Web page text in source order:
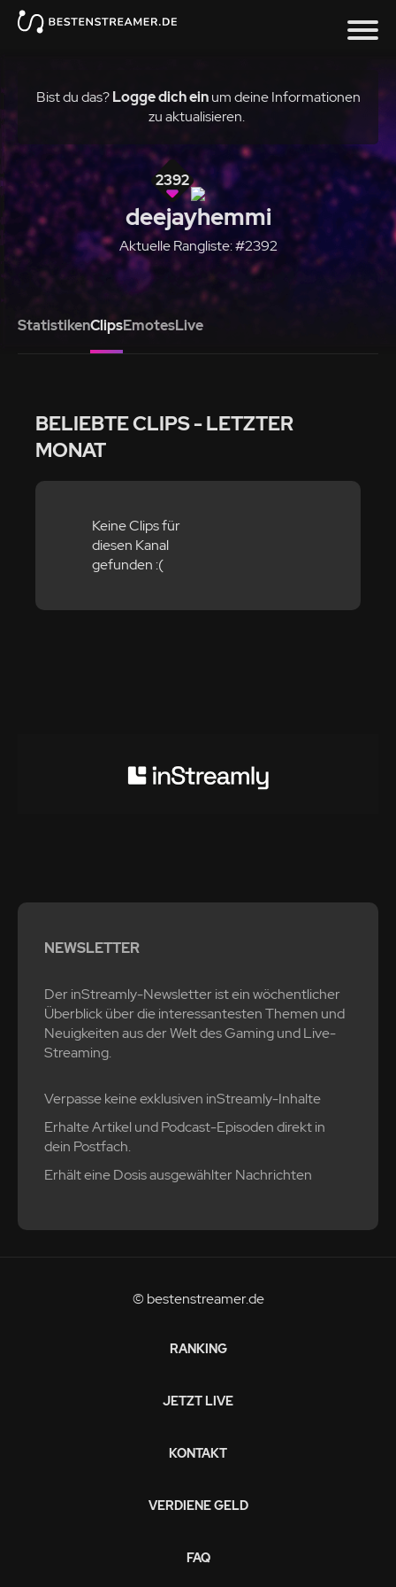
Bist du das? Logge dich ein um deine Informationen
zu aktualisieren.
2392
deejayhemmi
Aktuelle Rangliste: #2392
StatistikenClipsEmotesLive
BELIEBTE CLIPS - LETZTER
MONAT
Keine Clips für
diesen Kanal
gefunden :(
NEWSLETTER
Der inStreamly-Newsletter ist ein wöchentlicher
Überblick über die interessantesten Themen und
Neuigkeiten aus der Welt des Gaming und Live-
Streaming.
Verpasse keine exklusiven inStreamly-Inhalte
Erhalte Artikel und Podcast-Episoden direkt in
dein Postfach.
Erhält eine Dosis ausgewählter Nachrichten
© bestenstreamer.de
RANKING
JETZT LIVE
KONTAKT
VERDIENE GELD
FAQ